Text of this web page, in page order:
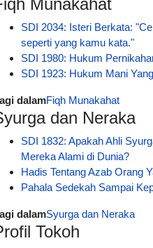
Munakahat
SDI 2034: Isteri Berkata:
seperti yang kamu kata."
SDI 1980: Hukum
SDI 1923: Hukum Mani
dalamFiqh Munakahat
dan Neraka
SDI 1832: Apakah Ahli
Mereka Alami di Dunia?
Hadis Tentang Azab Orang
Pahala Sedekah Sampai
dalamSyurga dan Neraka
Tokoh